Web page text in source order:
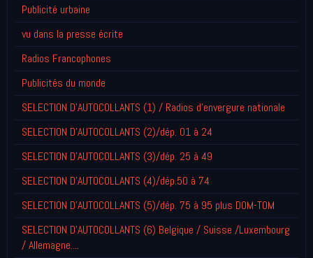
Publicité urbaine
vu dans la presse écrite
Radios Francophones
Publicités du monde
SELECTION D'AUTOCOLLANTS (1) / Radios d'envergure nationale
SELECTION D'AUTOCOLLANTS (2)/dép. 01 à 24
SELECTION D'AUTOCOLLANTS (3)/dép. 25 à 49
SELECTION D'AUTOCOLLANTS (4)/dép.50 à 74
SELECTION D'AUTOCOLLANTS (5)/dép. 75 à 95 plus DOM-TOM
SELECTION D'AUTOCOLLANTS (6) Belgique / Suisse /Luxembourg
/ Allemagne....